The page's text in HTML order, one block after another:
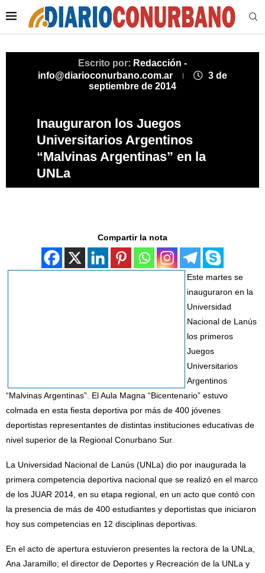
Escrito por: Redacción -
info@diarioconurbano.com.ar
3 de
septiembre de 2014
Inauguraron los Juegos
Universitarios Argentinos
“Malvinas Argentinas” en la
UNLa
Compartir la nota
Este martes se
inauguraron en la
Universidad
Nacional de Lanús
los primeros
Juegos
Universitarios
Argentinos
“Malvinas Argentinas”. El Aula Magna “Bicentenario” estuvo
colmada en esta fiesta deportiva por más de 400 jóvenes
deportistas representantes de distintas instituciones educativas de
nivel superior de la Regional Conurbano Sur.
La Universidad Nacional de Lanús (UNLa) dio por inaugurada la
primera competencia deportiva nacional que se realizó en el marco
de los JUAR 2014, en su etapa regional, en un acto que contó con
la presencia de más de 400 estudiantes y deportistas que iniciaron
hoy sus competencias en 12 disciplinas deportivas.
En el acto de apertura estuvieron presentes la rectora de la UNLa,
Ana Jaramillo; el director de Deportes y Recreación de la UNLa y